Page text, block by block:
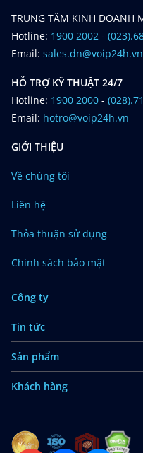
TRUNG TÂM KINH DOANH
Hotline: 1900 2002 -
Email: sales.dn@voip24h.vn
HỖ TRỢ KỸ THUẬT 24/7
Hotline: 1900 2000 -
Email: hotro@voip24h.vn
GIỚI THIỆU
Về chúng tôi
Liên hệ
Thỏa thuận sử dụng
Chính sách bảo mật
Công ty
Tin tức
Sản phẩm
Khách hàng